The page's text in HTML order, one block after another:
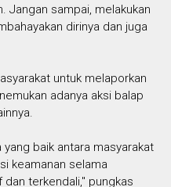
Jangan sampai, melakukan
dirinya dan juga
untuk melaporkan
adanya aksi balap
baik antara masyarakat
keamanan selama
terkendali," pungkas